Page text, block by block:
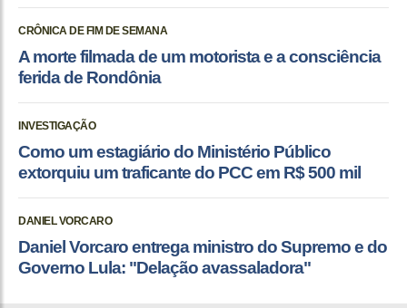
CRÔNICA DE FIM DE SEMANA
A morte filmada de um motorista e a consciência
ferida de Rondônia
INVESTIGAÇÃO
Como um estagiário do Ministério Público
extorquiu um traficante do PCC em R$ 500 mil
DANIEL VORCARO
Daniel Vorcaro entrega ministro do Supremo e do
Governo Lula: "Delação avassaladora"